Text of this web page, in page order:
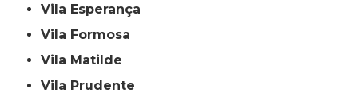
Vila Esperança
Vila Formosa
Vila Matilde
Vila Prudente